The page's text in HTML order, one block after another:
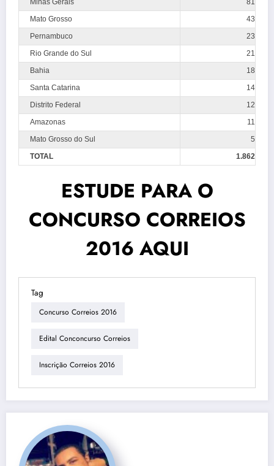
Minas Gerais
81
Mato Grosso
43
Pernambuco
23
Rio Grande do Sul
21
Bahia
18
Santa Catarina
14
Distrito Federal
12
Amazonas
11
Mato Grosso do Sul
5
TOTAL
1.862
ESTUDE PARA O
CONCURSO CORREIOS
2016 AQUI
Tag
Concurso Correios 2016
Edital Conconcurso Correios
Inscrição Correios 2016